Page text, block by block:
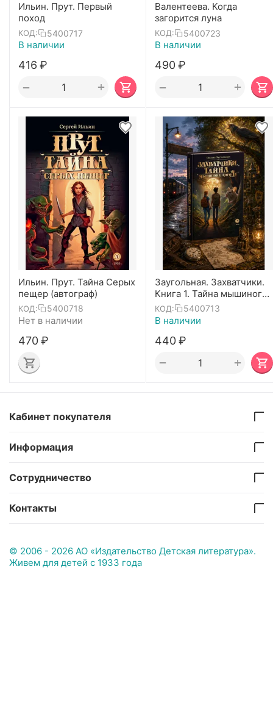
Ильин. Прут. Первый
поход
КОД: 5400717
В наличии
‍416‍ ₽
+
−
Валентеева. Когда
загорится луна
КОД: 5400723
В наличии
‍490‍₽
+
−
Ильин. Прут. Тайна Серых
пещер (автограф)
КОД: 5400718
Нет в наличии
‍470‍₽
Заугольная. Захватчики.
Книга 1. Тайна мышиного
короля
КОД: 5400713
В наличии
‍440‍₽
+
−
Кабинет покупателя
Информация
Сотрудничество
Контакты
© 2006 - 2026 АО «Издательство Детская литература».
Живем для детей с 1933 года